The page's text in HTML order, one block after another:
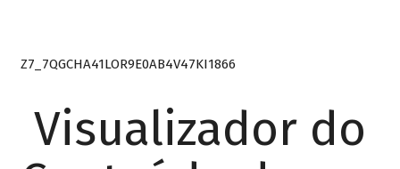
Z7_7QGCHA41LOR9E0AB4V47KI1866
Visualizador do